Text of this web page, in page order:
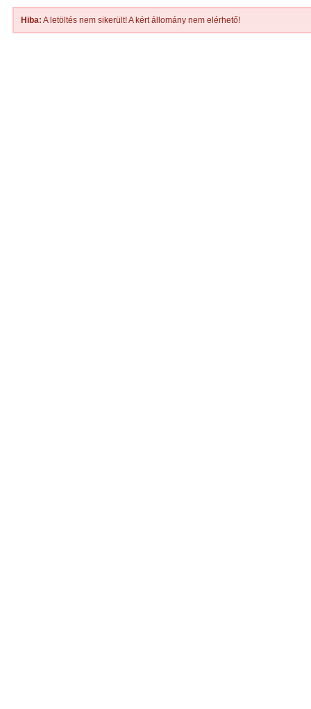
Hiba: A letöltés nem sikerült! A kért állomány nem elérhető!